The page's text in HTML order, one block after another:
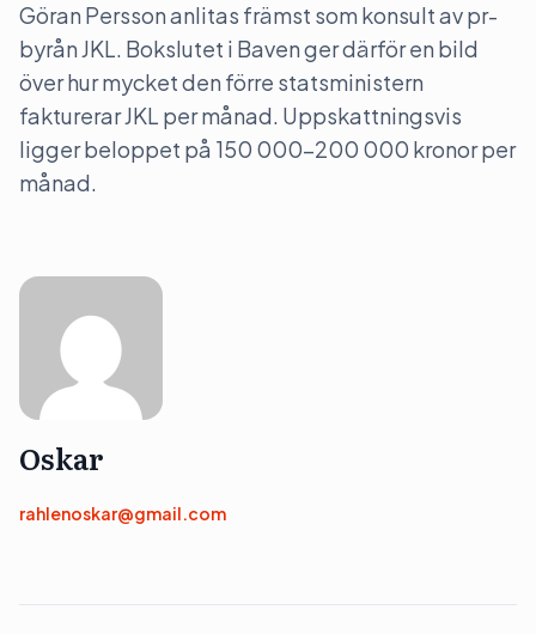
Göran Persson anlitas främst som konsult av pr-
byrån JKL. Bokslutet i Baven ger därför en bild
över hur mycket den förre statsministern
fakturerar JKL per månad. Uppskattningsvis
ligger beloppet på 150 000–200 000 kronor per
månad.
Oskar
rahlenoskar@gmail.com